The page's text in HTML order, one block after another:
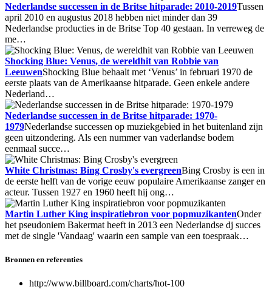
Nederlandse successen in de Britse hitparade: 2010-2019Tussen
april 2010 en augustus 2018 hebben niet minder dan 39
Nederlandse producties in de Britse Top 40 gestaan. In verreweg de
me…
Shocking Blue: Venus, de wereldhit van Robbie van
LeeuwenShocking Blue behaalt met ‘Venus’ in februari 1970 de
eerste plaats van de Amerikaanse hitparade. Geen enkele andere
Nederland…
Nederlandse successen in de Britse hitparade: 1970-
1979Nederlandse successen op muziekgebied in het buitenland zijn
geen uitzondering. Als een nummer van vaderlandse bodem
eenmaal succe…
White Christmas: Bing Crosby's evergreenBing Crosby is een in
de eerste helft van de vorige eeuw populaire Amerikaanse zanger en
acteur. Tussen 1927 en 1960 heeft hij ong…
Martin Luther King inspiratiebron voor popmuzikantenOnder
het pseudoniem Bakermat heeft in 2013 een Nederlandse dj succes
met de single 'Vandaag' waarin een sample van een toespraak…
Bronnen en referenties
http://www.billboard.com/charts/hot-100